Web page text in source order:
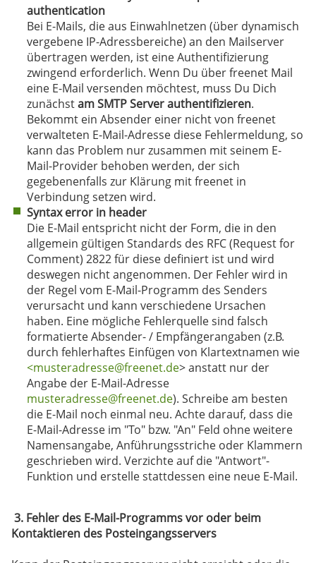
authentication
Bei E-Mails, die aus Einwahlnetzen (über dynamisch
vergebene IP-Adressbereiche) an den Mailserver
übertragen werden, ist eine Authentifizierung
zwingend erforderlich. Wenn Du über freenet Mail
eine E-Mail versenden möchtest, muss Du Dich
zunächstam SMTP Server authentifizieren.
Bekommt ein Absender einer nicht von freenet
verwalteten E-Mail-Adresse diese Fehlermeldung, so
kann das Problem nur zusammen mit seinem E-
Mail-Provider behoben werden, der sich
gegebenenfalls zur Klärung mit freenet in
Verbindung setzen wird.
Syntax error in header
Die E-Mail entspricht nicht der Form, die in den
allgemein gültigen Standards des RFC (Request for
Comment) 2822 für diese definiert ist und wird
deswegen nicht angenommen. Der Fehler wird in
der Regel vom E-Mail-Programm des Senders
verursacht und kann verschiedene Ursachen
haben. Eine mögliche Fehlerquelle sind falsch
formatierte Absender- / Empfängerangaben (z.B.
durch fehlerhaftes Einfügen von Klartextnamen wie
<musteradresse@freenet.de> anstatt nur der
Angabe der E-Mail-Adresse
musteradresse@freenet.de). Schreibe am besten
die E-Mail noch einmal neu. Achte darauf, dass die
E-Mail-Adresse im "To" bzw. "An" Feld ohne weitere
Namensangabe, Anführungsstriche oder Klammern
geschrieben wird. Verzichte auf die "Antwort"-
Funktion und erstelle stattdessen eine neue E-Mail.
3. Fehler des E-Mail-Programms vor oder beim
Kontaktieren des Posteingangsservers